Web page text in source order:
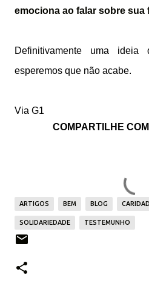
emociona ao falar sobre sua
Definitivamente uma
esperemos que não acabe.
Via G1
COMPARTILHE
ARTIGOS BEM BLOG
SOLIDARIEDADE TESTEMUNHO